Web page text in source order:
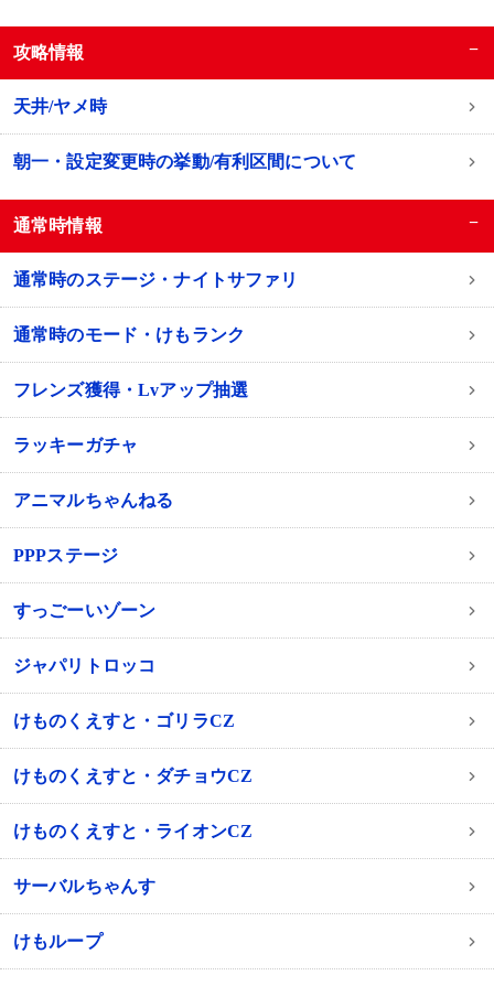
攻略情報 −
天井/ヤメ時
朝一・設定変更時の挙動/有利区間について
通常時情報 −
通常時のステージ・ナイトサファリ
通常時のモード・けもランク
フレンズ獲得・Lvアップ抽選
ラッキーガチャ
アニマルちゃんねる
PPPステージ
すっごーいゾーン
ジャパリトロッコ
けものくえすと・ゴリラCZ
けものくえすと・ダチョウCZ
けものくえすと・ライオンCZ
サーバルちゃんす
けもループ